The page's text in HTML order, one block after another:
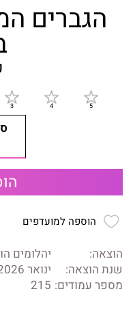
הגברים
הוספה למועדפים
הוצאה:
יהלומים
שנת הוצאה:
ינואר 2026
מספר עמודים: 215